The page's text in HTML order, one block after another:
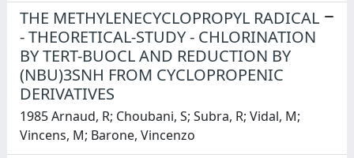
THE METHYLENECYCLOPROPYL RADICAL
- THEORETICAL-STUDY - CHLORINATION
BY TERT-BUOCL AND REDUCTION BY
(NBU)3SNH FROM CYCLOPROPENIC
DERIVATIVES
1985 Arnaud, R; Choubani, S; Subra, R; Vidal, M;
Vincens, M; Barone, Vincenzo